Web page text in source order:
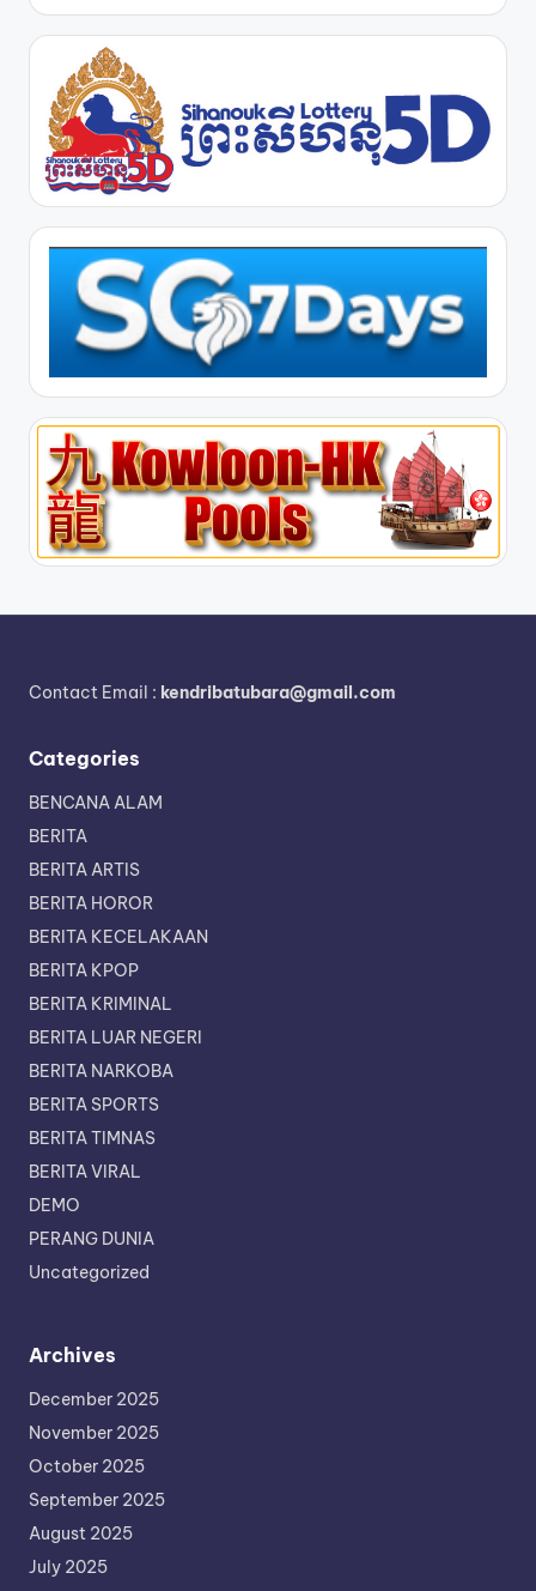
Contact Email : kendribatubara@gmail.com
Categories
BENCANA ALAM
BERITA
BERITA ARTIS
BERITA HOROR
BERITA KECELAKAAN
BERITA KPOP
BERITA KRIMINAL
BERITA LUAR NEGERI
BERITA NARKOBA
BERITA SPORTS
BERITA TIMNAS
BERITA VIRAL
DEMO
PERANG DUNIA
Uncategorized
Archives
December 2025
November 2025
October 2025
September 2025
August 2025
July 2025